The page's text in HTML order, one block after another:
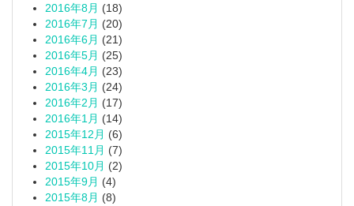
2016年8月 (18)
2016年7月 (20)
2016年6月 (21)
2016年5月 (25)
2016年4月 (23)
2016年3月 (24)
2016年2月 (17)
2016年1月 (14)
2015年12月 (6)
2015年11月 (7)
2015年10月 (2)
2015年9月 (4)
2015年8月 (8)